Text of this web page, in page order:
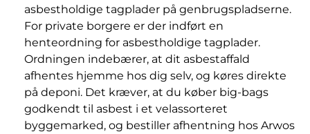
asbestholdige tagplader på genbrugspladserne.
For private borgere er der indført en
henteordning for asbestholdige tagplader.
Ordningen indebærer, at dit asbestaffald
afhentes hjemme hos dig selv, og køres direkte
på deponi. Det kræver, at du køber big-bags
godkendt til asbest i et velassorteret
byggemarked, og bestiller afhentning hos Arwos